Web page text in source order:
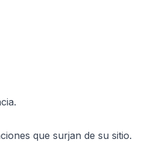
que surjan de su sitio.